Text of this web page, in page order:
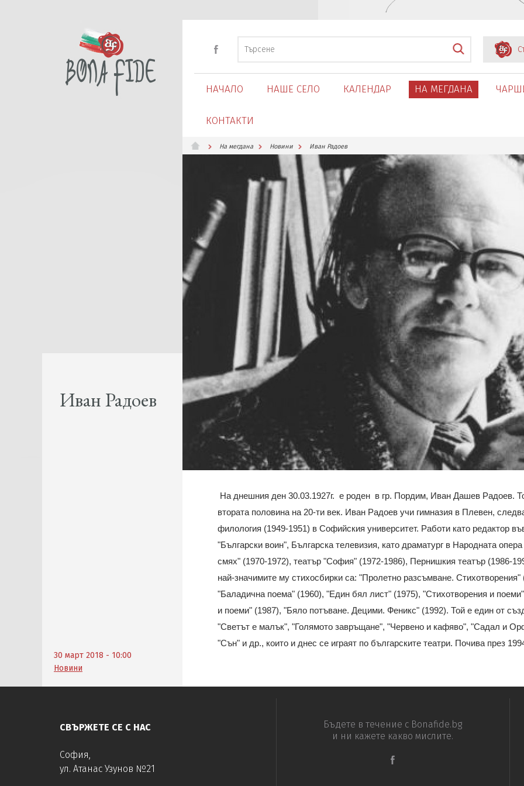
НАЧАЛО НАШЕ СЕЛО КАЛЕНДАР НА МЕГДАНА
КОНТАКТИ
Иван Радоев
30 март 2018 - 10:00
Новини
На мегдана Новини Иван Радоев
На днешния ден 30.03.1927г. е роден в гр. Пордим, Иван Дашев Радоев.
втората половина на 20-ти век. Иван Радоев учи гимназия в Плевен,
филология (1949-1951) в Софийския университет. Работи като редактор
"Български воин", Българска телевизия, като драматург в Народната
смях" (1970-1972), театър "София" (1972-1986), Пернишкия театър (1986-
най-значимите му стихосбирки са: "Пролетно разсъмване.
"Баладична поема" (1960), "Един бял лист" (1975), "Стихотворения и
и поеми" (1987), "Бяло потъване. Децими. Феникс" (1992). Той е един от
"Светът е малък", "Голямото завръщане", "Червено и кафяво", "Садал и
"Сън" и др., които и днес се играят по българските театри. Почива през
СВЪРЖЕТЕ СЕ С НАС
София,
ул. Атанас Узунов №21
Бъдете в течение с Bonafide.bg
и ни кажете какво мислите.